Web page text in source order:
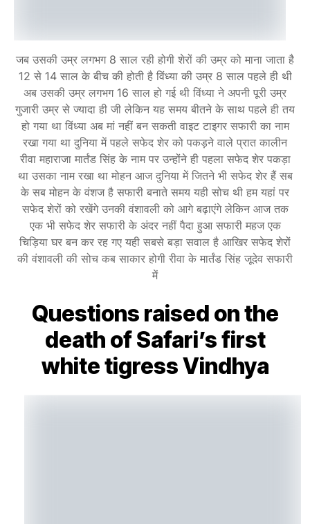
जब उसकी उम्र लगभग 8 साल रही होगी शेरों की उम्र को माना जाता है
12 से 14 साल के बीच की होती है विंध्या की उम्र 8 साल पहले ही थी
अब उसकी उम्र लगभग 16 साल हो गई थी विंध्या ने अपनी पूरी उम्र
गुजारी उम्र से ज्यादा ही जी लेकिन यह समय बीतने के साथ पहले ही तय
हो गया था विंध्या अब मां नहीं बन सकती वाइट टाइगर सफारी का नाम
रखा गया था दुनिया में पहले सफेद शेर को पकड़ने वाले प्रात कालीन
रीवा महाराजा मार्तंड सिंह के नाम पर उन्होंने ही पहला सफेद शेर पकड़ा
था उसका नाम रखा था मोहन आज दुनिया में जितने भी सफेद शेर हैं सब
के सब मोहन के वंशज है सफारी बनाते समय यही सोच थी हम यहां पर
सफेद शेरों को रखेंगे उनकी वंशावली को आगे बढ़ाएंगे लेकिन आज तक
एक भी सफेद शेर सफारी के अंदर नहीं पैदा हुआ सफारी महज एक
चिड़िया घर बन कर रह गए यही सबसे बड़ा सवाल है आखिर सफेद शेरों
की वंशावली की सोच कब साकार होगी रीवा के मार्तंड सिंह जूदेव सफारी
में
Questions raised on the
death of Safari’s first
white tigress Vindhya